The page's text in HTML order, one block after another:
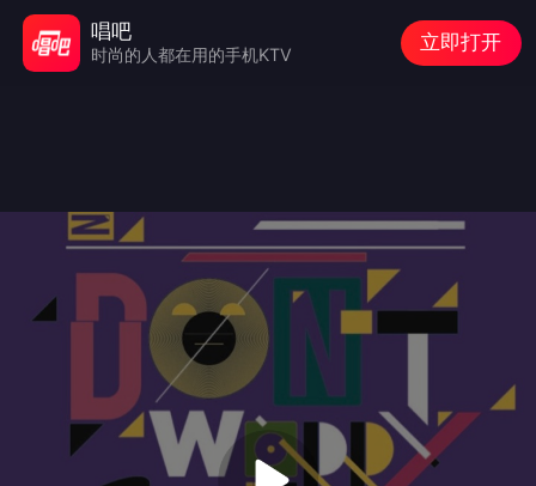
唱吧
时尚的人都在用的手机KTV
立即打开